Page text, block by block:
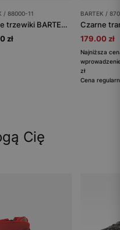
/ 88000-11
Czarne trzewiki BARTEK z białą kontrastową podeszwą 88000-11
zł
BARTEK /
179.00 zł
Najniższa
zł
Cena
Cię